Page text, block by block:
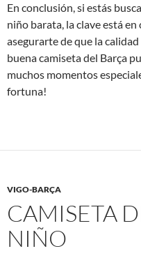
En conclusión, si estás
niño barata, la clave está
asegurarte de que la
buena camiseta del Barça
muchos momentos
fortuna!
VIGO-BARÇA
CAMISETA
NIÑO